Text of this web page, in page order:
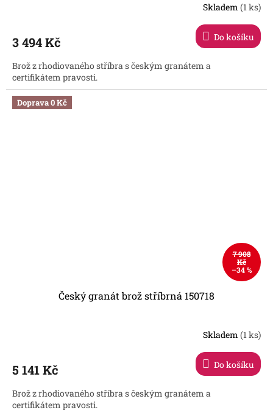
Skladem (1 ks)
3 494 Kč Do košíku
Brož z rhodiovaného stříbra s českým granátem a
certifikátem pravosti.
Doprava 0 Kč
7 908
Kč
–34 %
Český granát brož stříbrná 150718
Skladem (1 ks)
5 141 Kč Do košíku
Brož z rhodiovaného stříbra s českým granátem a
certifikátem pravosti.